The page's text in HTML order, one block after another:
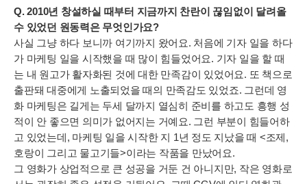
Q. 2010년 창설하실 때부터 지금까지 찬란이 끊임없이 달려올
수 있었던 원동력은 무엇인가요?
사실 그냥 하다 보니까 여기까지 왔어요. 처음에 기자 일을 하다
가 마케팅 일을 시작했을 때 많이 힘들었어요. 기자 일을 할 때
는 내 원고가 활자화된 것에 대한 만족감이 있었어요. 또 책으로
출판돼 대중에게 노출되었을 때의 만족감도 있었죠. 그런데 영
화 마케팅은 길게는 두세 달까지 열심히 준비를 하고도 흥행 성
적이 안 좋으면 의미가 없어지는 거예요. 그런 부분이 힘들어하
고 있었는데, 마케팅 일을 시작한 지 1년 정도 지났을 때 <조제,
호랑이 그리고 물고기들>이라는 작품을 만났어요.
그 영화가 상업적으로 큰 성공을 거둔 건 아니지만, 작은 영화로